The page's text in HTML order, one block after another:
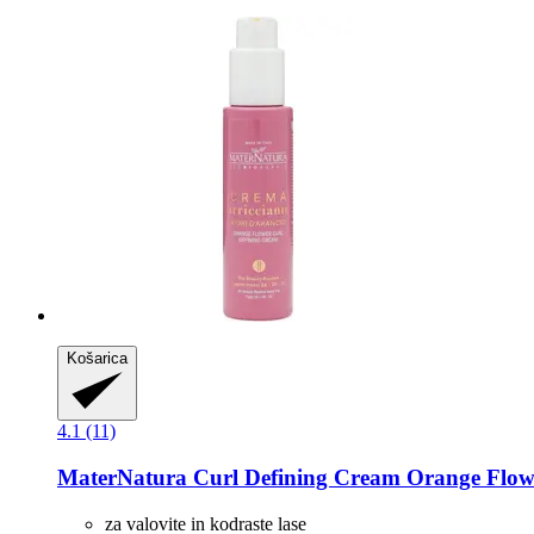
Košarica
4.1 (11)
MaterNatura Curl Defining Cream Orange
za valovite in kodraste lase